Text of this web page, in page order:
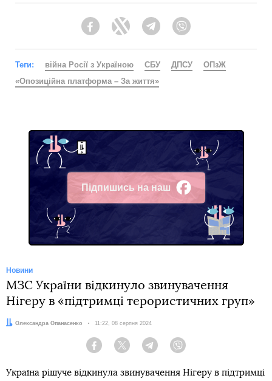
FacebookTwitter Telegram
Теги: війна Росії з Україною СБУ ДПСУ
ОПзЖ
«Опозиційна платформа – За життя»
Підпишись на наш
Facebook
Новини
МЗС України відкинуло звинувачення
Нігеру в «підтримці терористичних груп»
Автор:
Олександра Опанасенко Дата:
11:22, 08 серпня 2024
Facebook Twitter Telegram
Україна рішуче відкинула звинувачення Нігеру в підтримці